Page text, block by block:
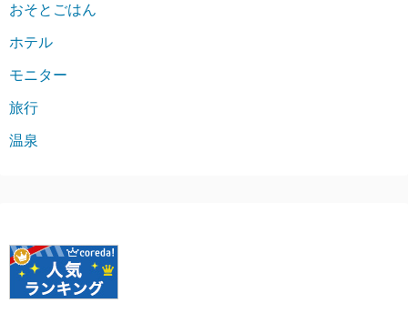
おそとごはん
ホテル
モニター
旅行
温泉